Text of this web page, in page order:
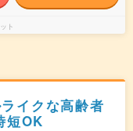
ト
イクな高齢者
短OK